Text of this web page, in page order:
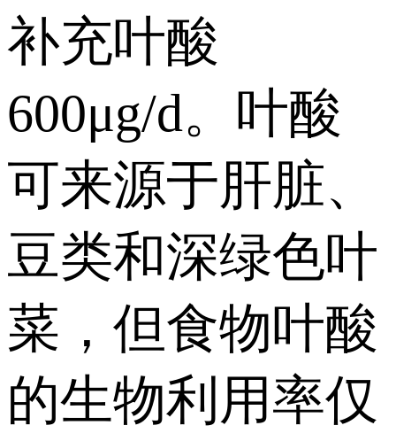
补充叶酸
600μg/d。叶酸
可来源于肝脏、
豆类和深绿色叶
菜，但食物叶酸
的生物利用率仅